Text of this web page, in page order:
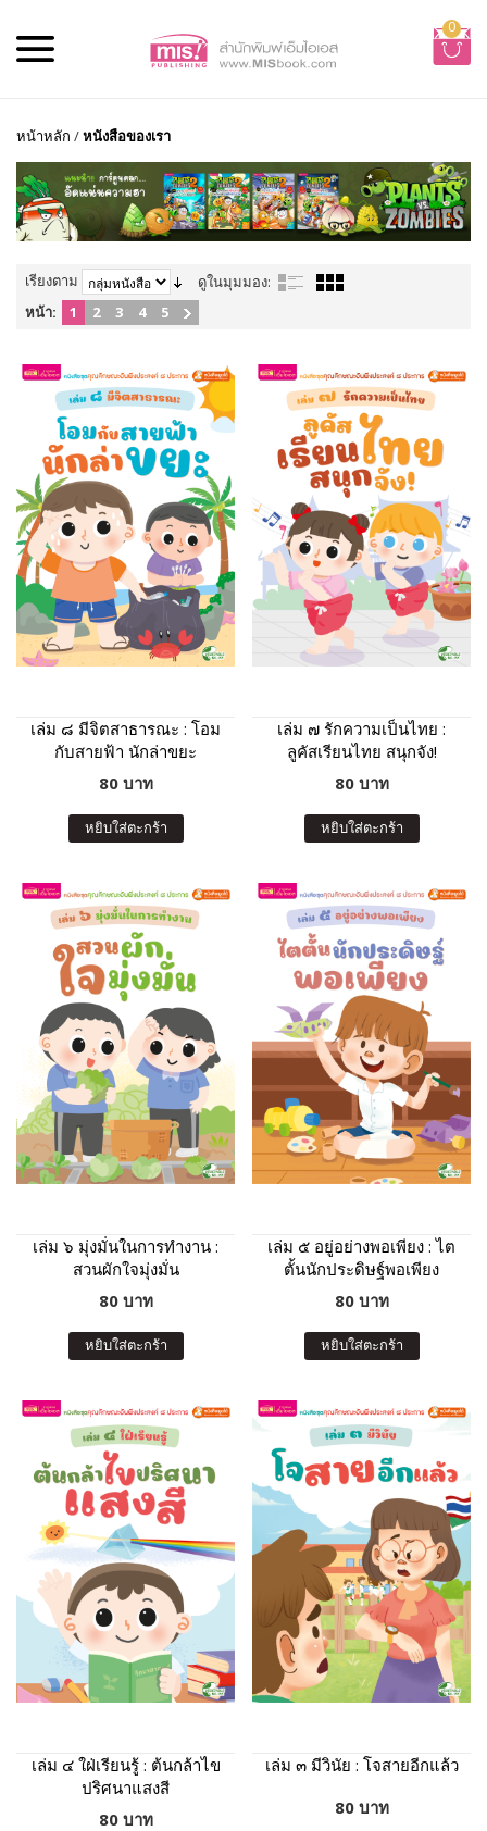
0
หน้าหลัก /หนังสือของเรา
เรียงตาม
ดูในมุมมอง:
หน้า:
1 2 3 4 5
เล่ม ๘ มีจิตสาธารณะ : โอม
กับสายฟ้า นักล่าขยะ
80 บาท
หยิบใส่ตะกร้า
เล่ม ๗ รักความเป็นไทย :
ลูคัสเรียนไทย สนุกจัง!
80 บาท
หยิบใส่ตะกร้า
เล่ม ๖ มุ่งมั่นในการทำงาน :
สวนผักใจมุ่งมั่น
80 บาท
หยิบใส่ตะกร้า
เล่ม ๕ อยู่อย่างพอเพียง : ไต
ตั้นนักประดิษฐ์พอเพียง
80 บาท
หยิบใส่ตะกร้า
เล่ม ๔ ใฝ่เรียนรู้ : ต้นกล้าไข
ปริศนาแสงสี
80 บาท
เล่ม ๓ มีวินัย : โจสายอีกแล้ว
80 บาท